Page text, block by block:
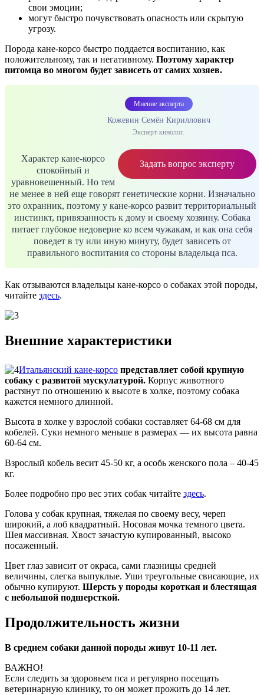
свои эмоции;
могут быстро почувствовать опасность или скрытую
угрозу.
Порода кане-корсо быстро поддается воспитанию, как
положительному, так и негативному. Поэтому характер
питомца во многом будет зависеть от самих хозяев.
Мнение эксперта
Кожевин Семён Кириллович
Эксперт-кинолог.
Задать вопрос эксперту
Характер кане-корсо
спокойный и
уравновешенный. Но тем
не менее в ней еще говорят генетические корни. Изначально
это охранник, поэтому у кане-корсо развит территориальный
инстинкт, привязанность к дому и своему хозяину. Собака
питает глубокое недоверие ко всем чужакам, и как она себя
поведет в ту или иную минуту, будет зависеть от
правильного воспитания со стороны владельца пса.
Как отзываются владельцы кане-корсо о собаках этой породы,
читайте здесь.
Внешние характеристики
Итальянский кане-корсо представляет собой крупную
собаку с развитой мускулатурой. Корпус животного
растянут по отношению к высоте в холке, поэтому собака
кажется немного длинной.
Высота в холке у взрослой собаки составляет 64-68 см для
кобелей. Суки немного меньше в размерах — их высота равна
60-64 см.
Взрослый кобель весит 45-50 кг, а особь женского пола – 40-45
кг.
Более подробно про вес этих собак читайте здесь.
Голова у собак крупная, тяжелая по своему весу, череп
широкий, а лоб квадратный. Носовая мочка темного цвета.
Шея массивная. Хвост зачастую купированный, высоко
посаженный.
Цвет глаз зависит от окраса, сами глазницы средней
величины, слегка выпуклые. Уши треугольные свисающие, их
обычно купируют. Шерсть у породы короткая и блестящая
с небольшой подшерсткой.
Продолжительность жизни
В среднем собаки данной породы живут 10-11 лет.
ВАЖНО!
Если следить за здоровьем пса и регулярно посещать
ветеринарную клинику, то он может прожить до 14 лет.